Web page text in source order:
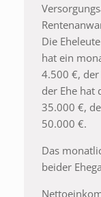
Die
hat ein
4.500 €,
der Ehe hat
35.000 €,
50.000 €.
Das
beider